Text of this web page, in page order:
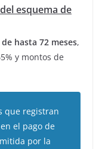
esquema de
hasta 72 meses,
y montos de
que registran
el pago de
por la